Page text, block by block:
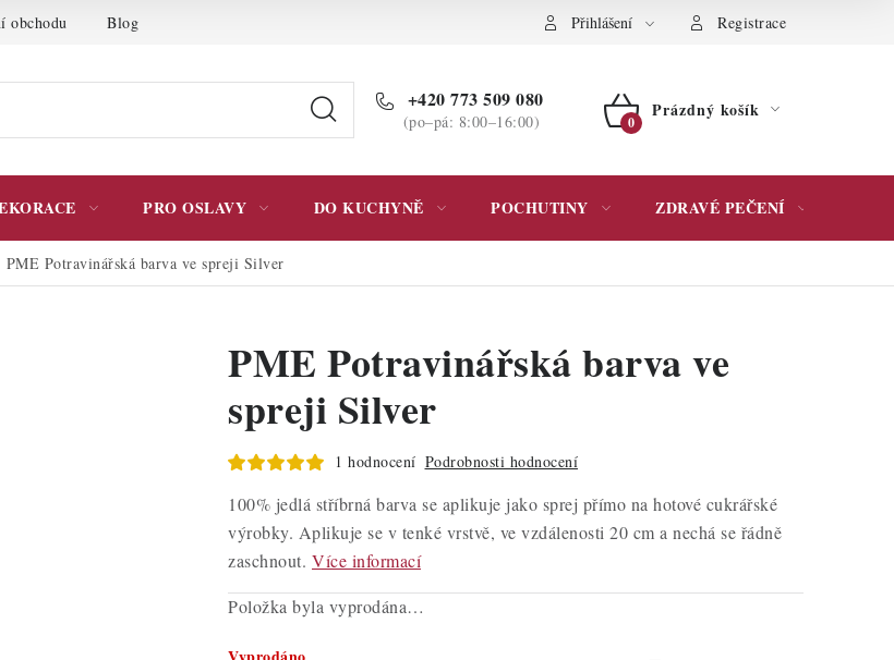
obchodu Blog Podmínky ochrany osobních údajů Přihlášení Registrace
+420 773 509 080
(po–pá: 8:00–16:00)
NÁKUPNÍ
Prázdný košík
PRO OSLAVY DO KUCHYNĚ POCHUTINY ZDRAVÉ PEČENÍ
PME Potravinářská barva ve spreji Silver
PME Potravinářská barva ve
spreji Silver
1 hodnocení Podrobnosti hodnocení
100% jedlá stříbrná barva se aplikuje jako sprej přímo na hotové cukrářské
výrobky. Aplikuje se v tenké vrstvě, ve vzdálenosti 20 cm a nechá se řádně
zaschnout. Více informací
Položka byla vyprodána…